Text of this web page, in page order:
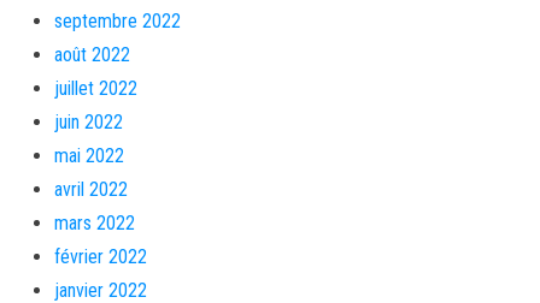
septembre 2022
août 2022
juillet 2022
juin 2022
mai 2022
avril 2022
mars 2022
février 2022
janvier 2022